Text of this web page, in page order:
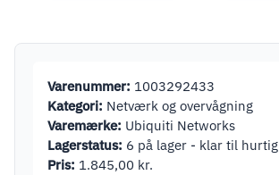
Varenummer: 1003292433
Kategori: Netværk og overvågning
Varemærke: Ubiquiti Networks
Lagerstatus: 6 på lager - klar til
Pris: 1.845,00 kr.